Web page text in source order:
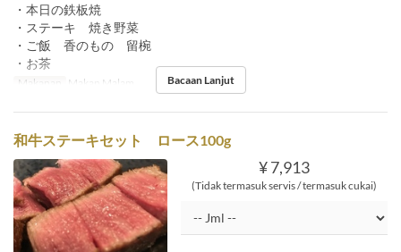
・本日の鉄板焼
・ステーキ 焼き野菜
・ご飯 香のもの 留椀
・お茶
Makanan Makan Malam Bacaan Lanjut
和牛ステーキセット ロース100g
¥ 7,913
(Tidak termasuk servis / termasuk cukai)